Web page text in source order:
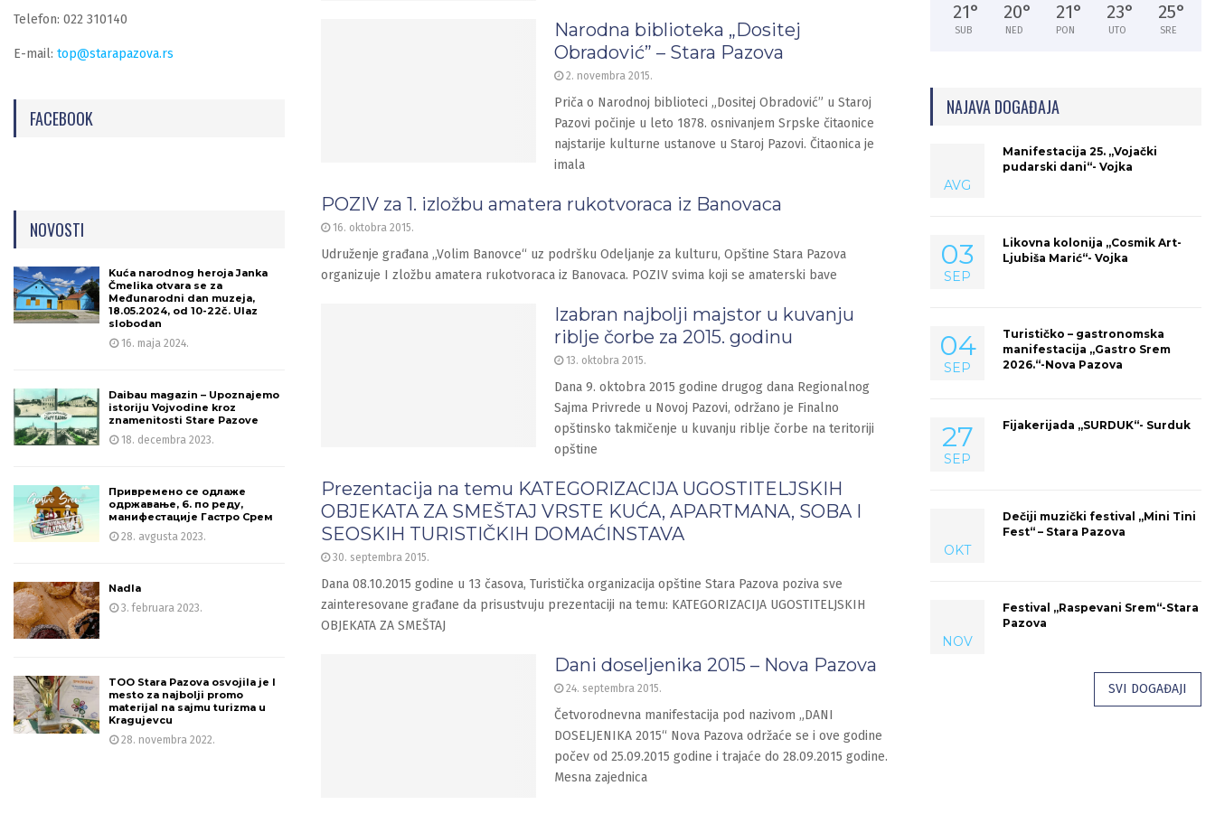
Narodna biblioteka „Dositej
Obradović” – Stara Pazova
2. novembra 2015.
Priča o Narodnoj biblioteci „Dositej Obradović” u Staroj
Pazovi počinje u leto 1878. osnivanjem Srpske čitaonice
najstarije kulturne ustanove u Staroj Pazovi. Čitaonica je
imala
POZIV za 1. izložbu amatera rukotvoraca iz Banovaca
16. oktobra 2015.
Udruženje građana „Volim Banovce“ uz podršku Odeljanje za kulturu, Opštine Stara Pazova
organizuje I zložbu amatera rukotvoraca iz Banovaca. POZIV svima koji se amaterski bave
Izabran najbolji majstor u kuvanju
riblje čorbe za 2015. godinu
13. oktobra 2015.
Dana 9. oktobra 2015 godine drugog dana Regionalnog
Sajma Privrede u Novoj Pazovi, održano je Finalno
opštinsko takmičenje u kuvanju riblje čorbe na teritoriji
opštine
Prezentacija na temu KATEGORIZACIJA UGOSTITELJSKIH
OBJEKATA ZA SMEŠTAJ VRSTE KUĆA, APARTMANA, SOBA I
SEOSKIH TURISTIČKIH DOMAĆINSTAVA
30. septembra 2015.
Dana 08.10.2015 godine u 13 časova, Turistička organizacija opštine Stara Pazova poziva sve
zainteresovane građane da prisustvuju prezentaciji na temu: KATEGORIZACIJA UGOSTITELJSKIH
OBJEKATA ZA SMEŠTAJ
Dani doseljenika 2015 – Nova Pazova
24. septembra 2015.
Četvorodnevna manifestacija pod nazivom „DANI
DOSELJENIKA 2015“ Nova Pazova održaće se i ove godine
počev od 25.09.2015 godine i trajaće do 28.09.2015 godine.
Mesna zajednica
Telefon: 022 310140
E-mail: top@starapazova.rs
FACEBOOK
NOVOSTI
Kuća narodnog heroja Janka
Čmelika otvara se za
Međunarodni dan muzeja,
18.05.2024, od 10-22č. Ulaz
slobodan
16. maja 2024.
Daibau magazin – Upoznajemo
istoriju Vojvodine kroz
znamenitosti Stare Pazove
18. decembra 2023.
Привремено се одлаже
одржавање, 6. по реду,
манифестације Гастро Срем
28. avgusta 2023.
Nadla
3. februara 2023.
TOO Stara Pazova osvojila je I
mesto za najbolji promo
materijal na sajmu turizma u
Kragujevcu
28. novembra 2022.
21°
SUB
20°
NED
21°
PON
23°
UTO
25°
SRE
NAJAVA DOGAĐAJA
AVG
Manifestacija 25. „Vojački
pudarski dani“- Vojka
03
SEP
Likovna kolonija „Cosmik Art-
Ljubiša Marić“- Vojka
04
SEP
Turističko – gastronomska
manifestacija „Gastro Srem
2026.“-Nova Pazova
27
SEP
Fijakerijada „SURDUK“- Surduk
OKT
Dečiji muzički festival „Mini Tini
Fest“ – Stara Pazova
NOV
Festival „Raspevani Srem“-Stara
Pazova
SVI DOGAĐAJI